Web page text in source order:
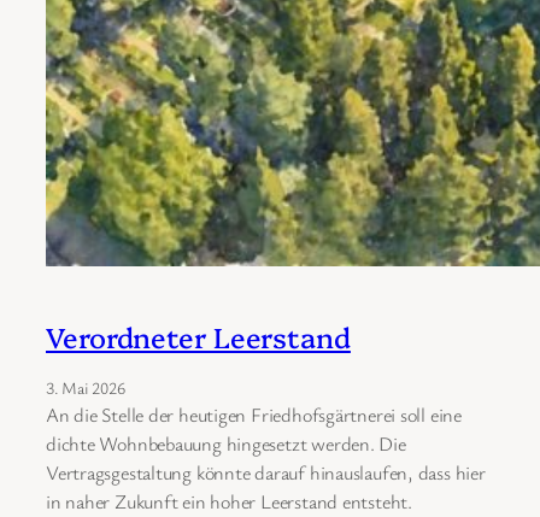
Verordneter Leerstand
3. Mai 2026
An die Stelle der heutigen Friedhofsgärtnerei soll eine
dichte Wohnbebauung hingesetzt werden. Die
Vertragsgestaltung könnte darauf hinauslaufen, dass hier
in naher Zukunft ein hoher Leerstand entsteht.